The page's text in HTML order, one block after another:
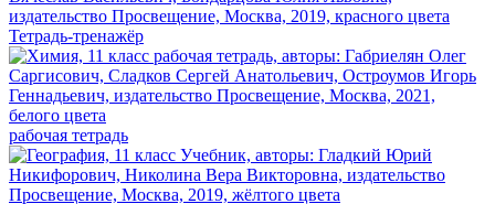
Тетрадь-тренажёр
рабочая тетрадь